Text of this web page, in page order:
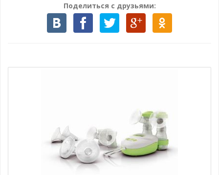
Поделиться с друзьями: